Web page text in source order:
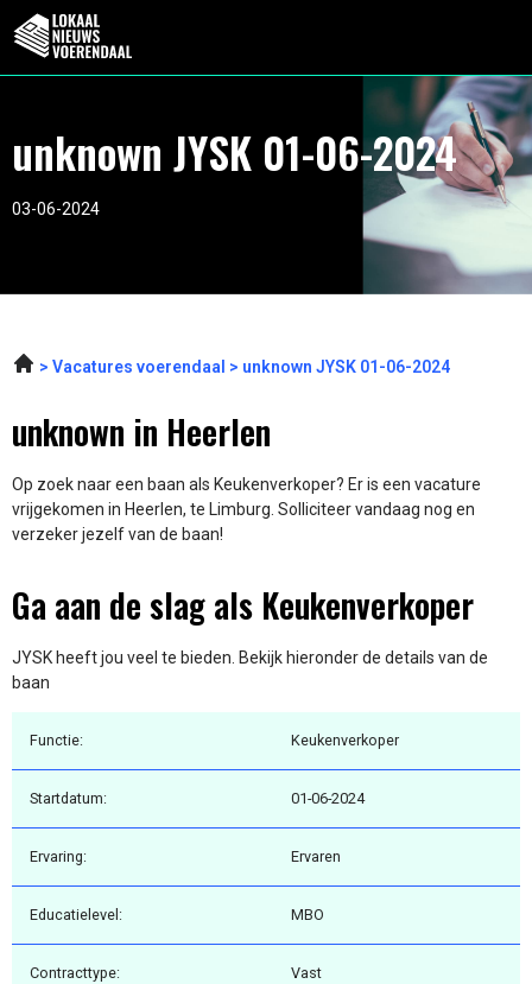
unknown JYSK 01-06-2024
03-06-2024
Vacatures voerendaal unknown JYSK 01-06-2024
unknown in Heerlen
Op zoek naar een baan als Keukenverkoper? Er is een vacature
vrijgekomen in Heerlen, te Limburg. Solliciteer vandaag nog en
verzeker jezelf van de baan!
Ga aan de slag als Keukenverkoper
JYSK heeft jou veel te bieden. Bekijk hieronder de details van de
baan
Functie: Keukenverkoper
Startdatum: 01-06-2024
Ervaring: Ervaren
Educatielevel: MBO
Contracttype: Vast